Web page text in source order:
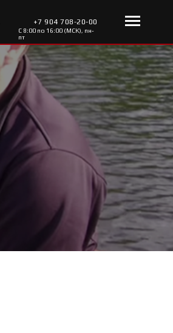
+7 904 708-20-00
С 8:00 по 16:00 (МСК), пн-
пт